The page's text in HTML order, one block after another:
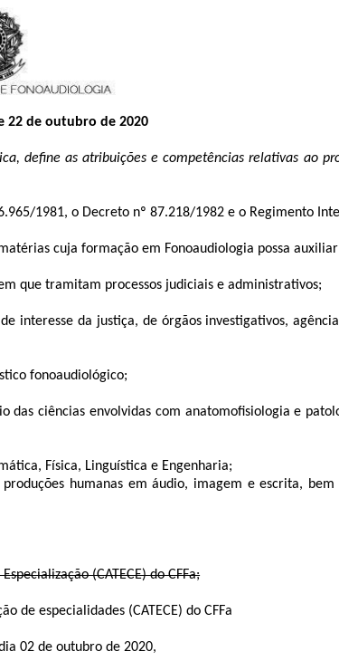
22 de outubro de 2020
define as atribuições e competências relativas ao
1981, o Decreto nº 87.218/1982 e o Regimento
cuja formação em Fonoaudiologia possa
que tramitam processos judiciais e administrativos;
interesse da justiça, de órgãos investigativos,
fonoaudiológico;
das ciências envolvidas com anatomofisiologia e
Física, Linguística e Engenharia;
humanas em áudio, imagem e escrita,
(CATECE) do CFFa;
de especialidades (CATECE) do CFFa
02 de outubro de 2020,